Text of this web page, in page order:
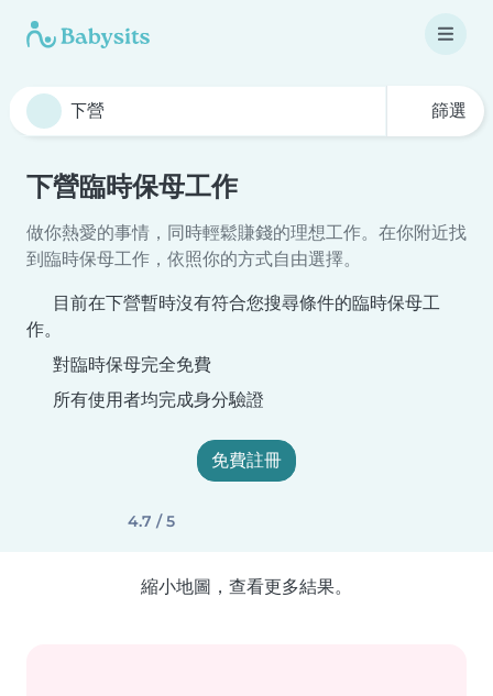
篩選
下營臨時保母工作
做你熱愛的事情，同時輕鬆賺錢的理想工作。在你附近找
到臨時保母工作，依照你的方式自由選擇。
目前在下營暫時沒有符合您搜尋條件的臨時保母工
作。
對臨時保母完全免費
所有使用者均完成身分驗證
免費註冊
4.7 / 5
縮小地圖，查看更多結果。